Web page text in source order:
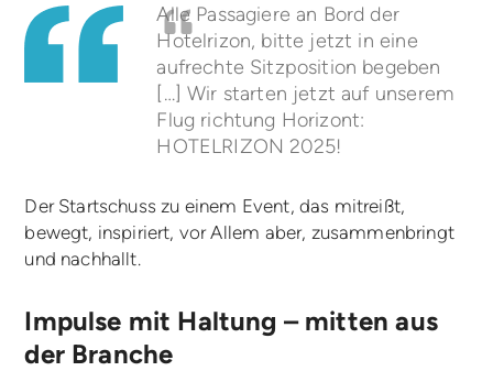
Alle Passagiere an Bord der
Hotelrizon, bitte jetzt in eine
aufrechte Sitzposition begeben
[…] Wir starten jetzt auf unserem
Flug richtung Horizont:
HOTELRIZON 2025!
Der Startschuss zu einem Event, das mitreißt,
bewegt, inspiriert, vor Allem aber, zusammenbringt
und nachhallt.
Impulse mit Haltung – mitten aus
der Branche